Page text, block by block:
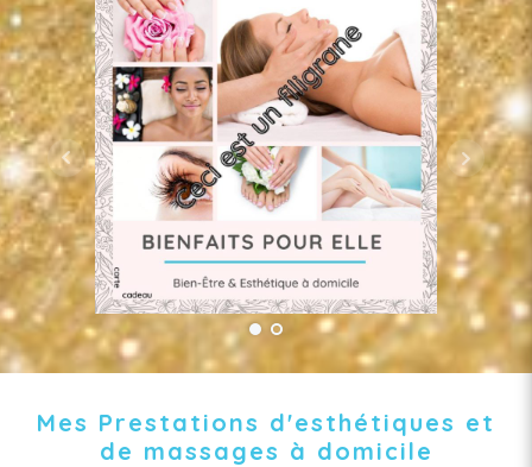
Mes Prestations d'esthétiques et
de massages à domicile